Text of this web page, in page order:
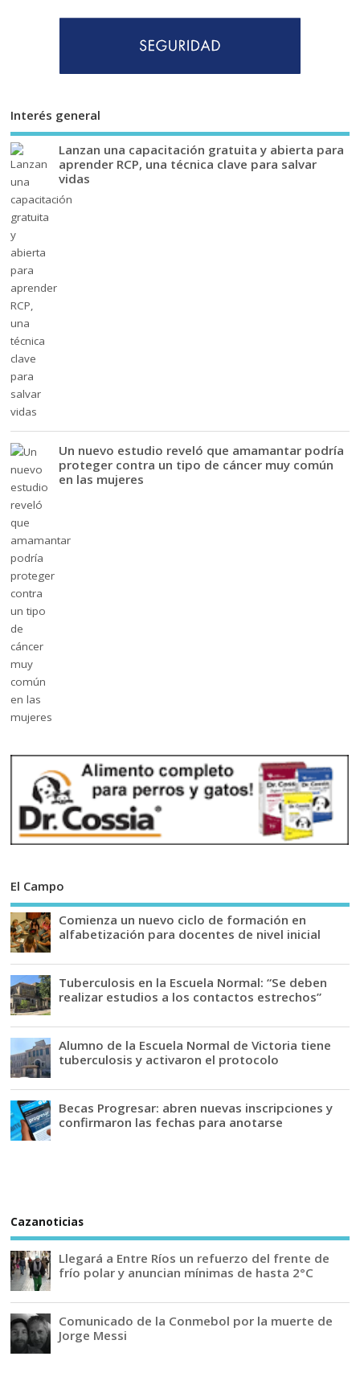
Interés general
Lanzan una capacitación gratuita y abierta para
aprender RCP, una técnica clave para salvar
vidas
Un nuevo estudio reveló que amamantar podría
proteger contra un tipo de cáncer muy común
en las mujeres
El Campo
Comienza un nuevo ciclo de formación en
alfabetización para docentes de nivel inicial
Tuberculosis en la Escuela Normal: “Se deben
realizar estudios a los contactos estrechos”
Alumno de la Escuela Normal de Victoria tiene
tuberculosis y activaron el protocolo
Becas Progresar: abren nuevas inscripciones y
confirmaron las fechas para anotarse
Cazanoticias
Llegará a Entre Ríos un refuerzo del frente de
frío polar y anuncian mínimas de hasta 2°C
Comunicado de la Conmebol por la muerte de
Jorge Messi